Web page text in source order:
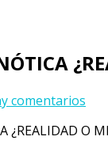
comentarios
DE